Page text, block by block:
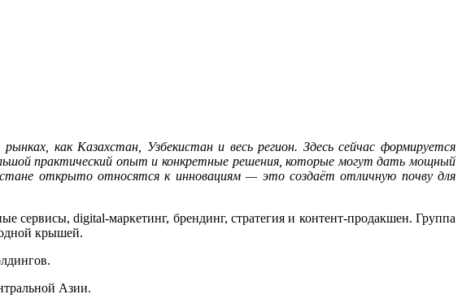
как Казахстан, Узбекистан и весь регион. Здесь сейчас формируется
практический опыт и конкретные решения, которые могут дать мощный
открыто относятся к инновациям — это создаёт отличную почву для
digital-маркетинг, брендинг, стратегия и контент-продакшен. Группа
крышей.
Азии.